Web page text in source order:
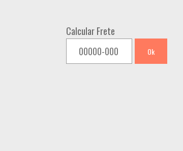
CASE
COM
4
Calcular Frete
Ok